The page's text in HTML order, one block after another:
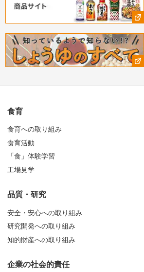
食育
食育への取り組み
食育活動
「食」体験学習
工場見学
品質・研究
安全・安心への取り組み
研究開発への取り組み
知的財産への取り組み
企業の社会的責任